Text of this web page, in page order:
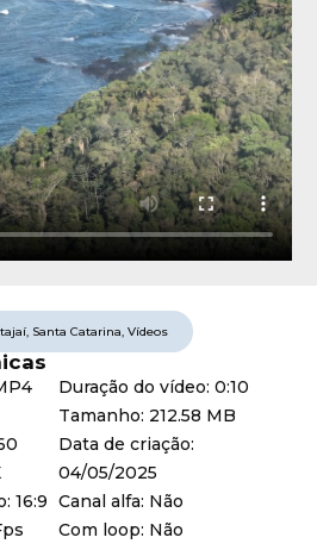
, Santa Catarina, Vídeos
16:9
Duração do vídeo: 0:10
Tamanho: 212.58 MB
Data de criação:
04/05/2025
Canal alfa: Não
Com loop: Não